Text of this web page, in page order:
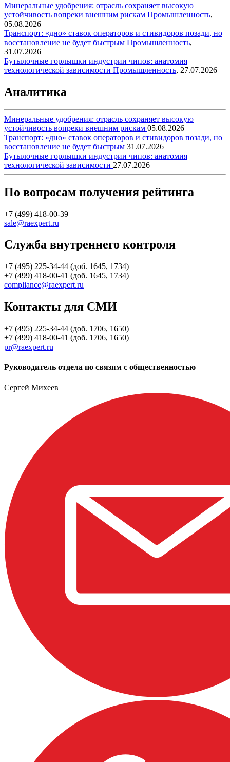
Минеральные удобрения: отрасль сохраняет высокую
устойчивость вопреки внешним рискам Промышленность,
05.08.2026
Транспорт: «дно» ставок операторов и стивидоров позади, но
восстановление не будет быстрым Промышленность,
31.07.2026
Бутылочные горлышки индустрии чипов: анатомия
технологической зависимости Промышленность, 27.07.2026
Аналитика
Минеральные удобрения: отрасль сохраняет высокую
устойчивость вопреки внешним рискам 05.08.2026
Транспорт: «дно» ставок операторов и стивидоров позади, но
восстановление не будет быстрым 31.07.2026
Бутылочные горлышки индустрии чипов: анатомия
технологической зависимости 27.07.2026
По вопросам получения рейтинга
+7 (499) 418-00-39
sale@raexpert.ru
Служба внутреннего контроля
+7 (495) 225-34-44 (доб. 1645, 1734)
+7 (499) 418-00-41 (доб. 1645, 1734)
compliance@raexpert.ru
Контакты для СМИ
+7 (495) 225-34-44 (доб. 1706, 1650)
+7 (499) 418-00-41 (доб. 1706, 1650)
pr@raexpert.ru
Руководитель отдела по связям с общественностью
Сергей Михеев